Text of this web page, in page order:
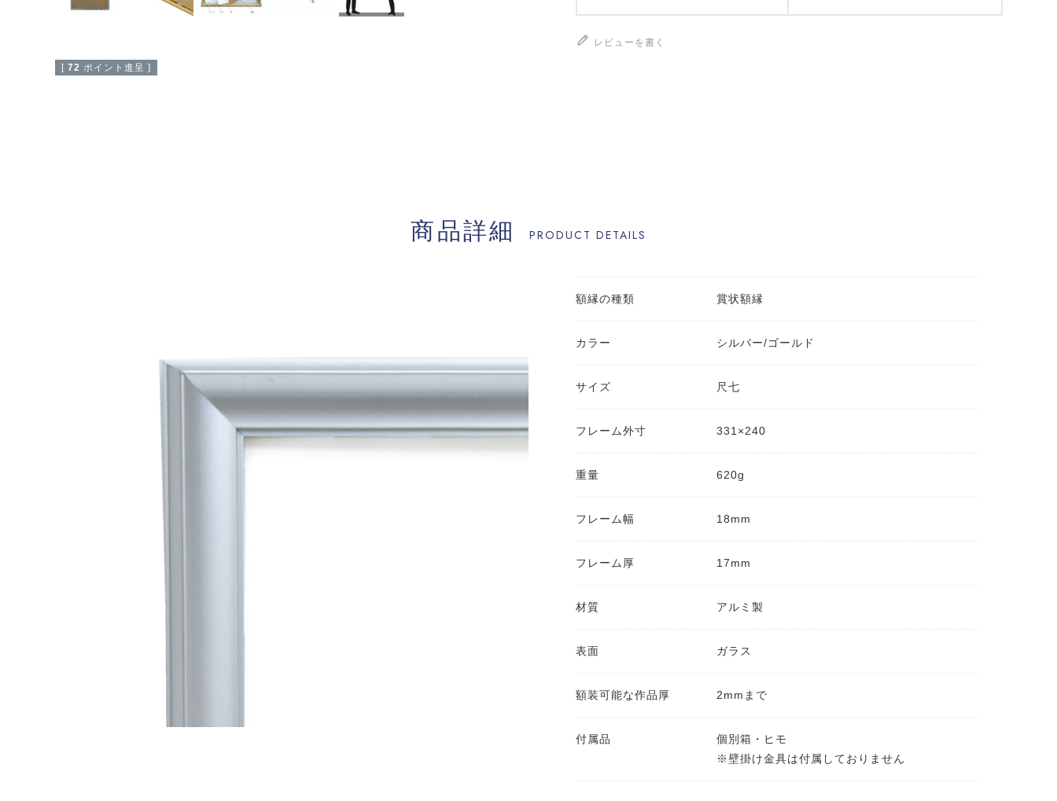
レビューを書く
[ 72 ポイント進呈 ]
商品詳細 PRODUCT DETAILS
額縁の種類 賞状額縁
カラー シルバー/ゴールド
サイズ 尺七
フレーム外寸 331×240
重量 620g
フレーム幅 18mm
フレーム厚 17mm
材質 アルミ製
表面 ガラス
額装可能な作品厚 2mmまで
付属品
個別箱・ヒモ
※壁掛け金具は付属しておりません